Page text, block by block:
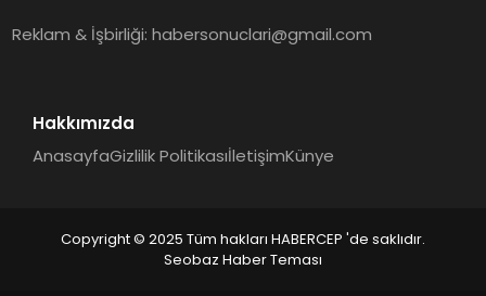
Reklam & İşbirliği:habersonuclari@gmail.com
Hakkımızda
AnasayfaGizlilik PolitikasıİletişimKünye
Copyright © 2025 Tüm hakları HABERCEP 'de saklıdır.
Seobaz Haber Teması